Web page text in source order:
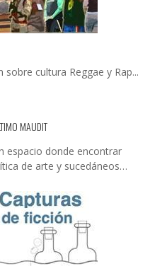
cultura Reggae y Rap...
MAUDIT
espacio donde encontrar
de arte y sucedáneos…